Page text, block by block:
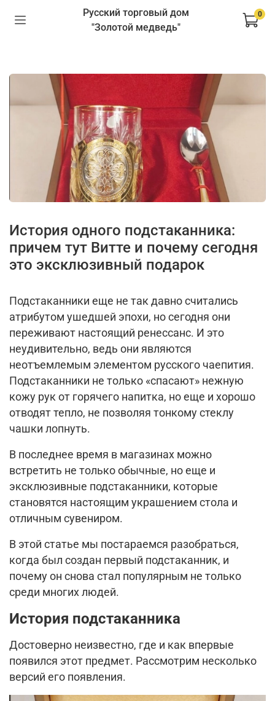
Русский торговый дом
"Золотой медведь"
0
История одного подстаканника:
причем тут Витте и почему сегодня
это эксклюзивный подарок
Подстаканники еще не так давно считались
атрибутом ушедшей эпохи, но сегодня они
переживают настоящий ренессанс. И это
неудивительно, ведь они являются
неотъемлемым элементом русского чаепития.
Подстаканники не только «спасают» нежную
кожу рук от горячего напитка, но еще и хорошо
отводят тепло, не позволяя тонкому стеклу
чашки лопнуть.
В последнее время в магазинах можно
встретить не только обычные, но еще и
эксклюзивные подстаканники, которые
становятся настоящим украшением стола и
отличным сувениром.
В этой статье мы постараемся разобраться,
когда был создан первый подстаканник, и
почему он снова стал популярным не только
среди многих людей.
История подстаканника
Достоверно неизвестно, где и как впервые
появился этот предмет. Рассмотрим несколько
версий его появления.